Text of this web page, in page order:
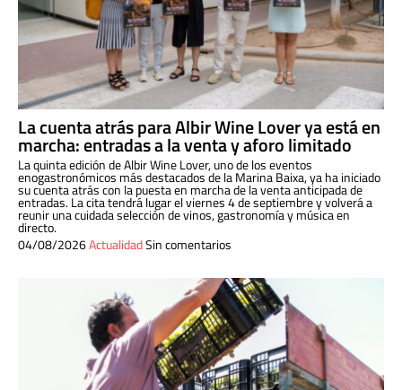
La cuenta atrás para Albir Wine Lover ya está en
marcha: entradas a la venta y aforo limitado
La quinta edición de Albir Wine Lover, uno de los eventos
enogastronómicos más destacados de la Marina Baixa, ya ha iniciado
su cuenta atrás con la puesta en marcha de la venta anticipada de
entradas. La cita tendrá lugar el viernes 4 de septiembre y volverá a
reunir una cuidada selección de vinos, gastronomía y música en
directo.
04/08/2026ActualidadSin comentarios